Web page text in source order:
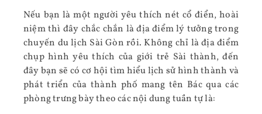
Nếu bạn là một người yêu thích nét cổ điển, hoài
niệm thì đây chắc chắn là địa điểm lý tưởng trong
chuyến du lịch Sài Gòn rồi. Không chỉ là địa điểm
chụp hình yêu thích của giới trẻ Sài thành, đến
đây bạn sẽ có cơ hội tìm hiểu lịch sử hình thành và
phát triển của thành phố mang tên Bác qua các
phòng trưng bày theo các nội dung tuần tự là: